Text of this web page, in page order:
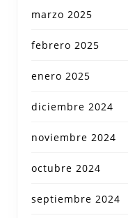
marzo 2025
febrero 2025
enero 2025
diciembre 2024
noviembre 2024
octubre 2024
septiembre 2024